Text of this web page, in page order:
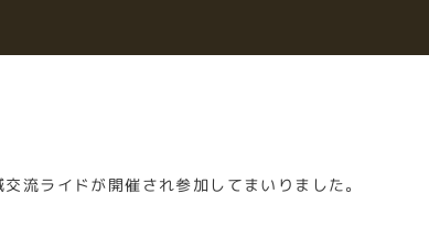
流ライドが開催され参加してまいりました。